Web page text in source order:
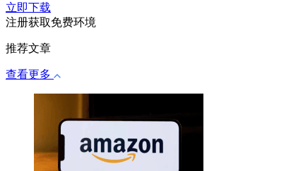
立即下载
注册获取免费环境
推荐文章
查看更多